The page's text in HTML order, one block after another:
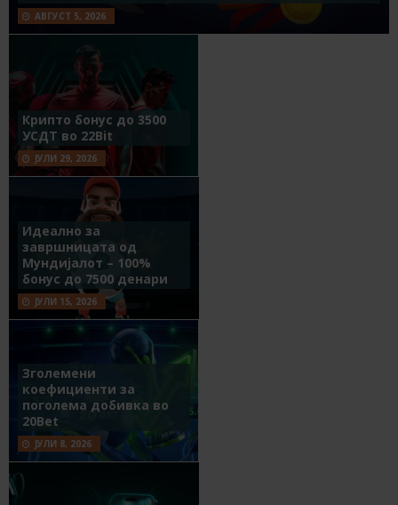
АВГУСТ 5, 2026
Крипто бонус до 3500
УСДТ во 22Bit
ЈУЛИ 29, 2026
Идеално за
завршницата од
Мундијалот – 100%
бонус до 7500 денари
ЈУЛИ 15, 2026
Зголемени
коефициенти за
поголема добивка во
20Bet
ЈУЛИ 8, 2026